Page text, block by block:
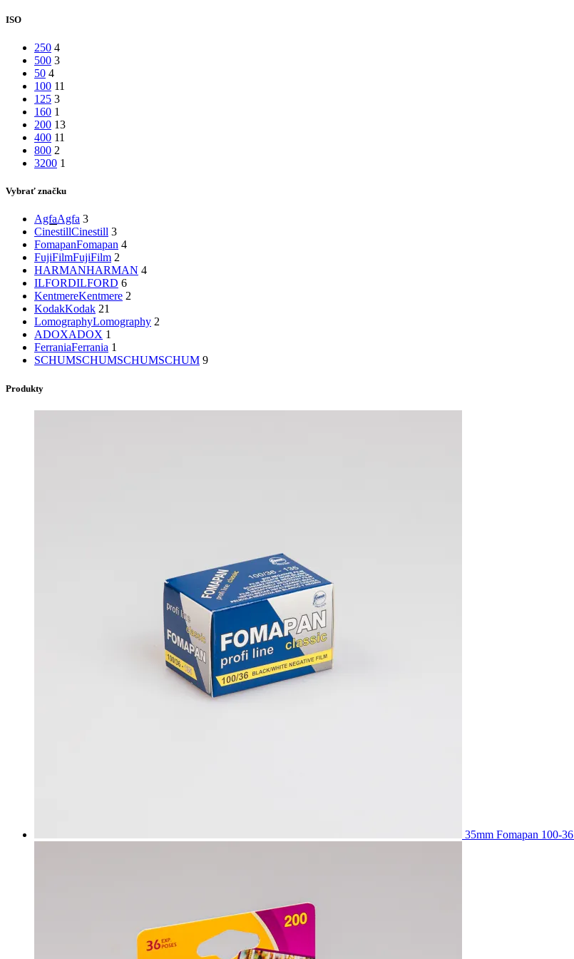
ISO
250 4
500 3
50 4
100 11
125 3
160 1
200 13
400 11
800 2
3200 1
Vybrať značku
AgfaAgfa 3
CinestillCinestill 3
FomapanFomapan 4
FujiFilmFujiFilm 2
HARMANHARMAN 4
ILFORDILFORD 6
KentmereKentmere 2
KodakKodak 21
LomographyLomography 2
ADOXADOX 1
FerraniaFerrania 1
SCHUMSCHUMSCHUMSCHUM 9
Produkty
35mm Fomapan 100-36